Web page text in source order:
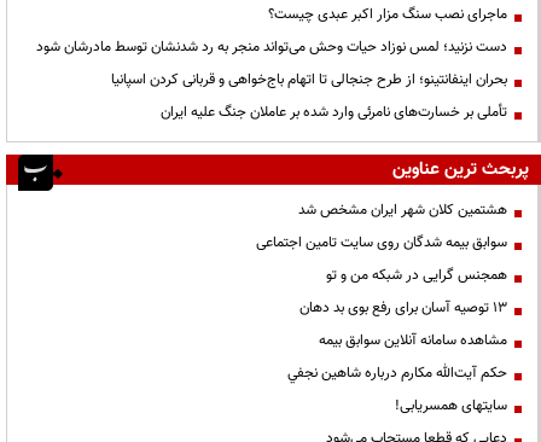
ماجرای نصب سنگ مزار اکبر عبدی چیست؟
دست نزنید؛ لمس نوزاد حیات وحش می‌تواند منجر به رد شدنشان توسط مادرشان شود
بحران اینفانتینو؛ از طرح جنجالی تا اتهام باج‌خواهی و قربانی کردن اسپانیا
تأملی بر خسارت‌های نامرئی وارد شده بر عاملان جنگ علیه ایران
پربحث ترین عناوین
هشتمین کلان شهر ایران مشخص شد
سوابق بیمه شدگان روی سایت تامین اجتماعی
همجنس گرایی در شبکه من و تو
13 توصیه آسان برای رفع بوی بد دهان
مشاهده سامانه آنلاين سوابق بیمه
حكم آيت‌الله مكارم درباره شاهين نجفي
سایتهای همسریابی!